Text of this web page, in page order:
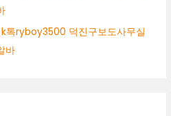
톡ryboy3500 덕진구보도사무실
바